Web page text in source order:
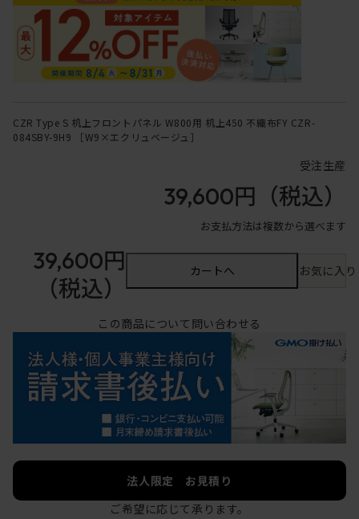
CZR Type S 机上フロントパネル W800用 机上450 不織布FY CZR-
084SBY-9H9 ［W9×エクリュベージュ］
受注生産
39,600円 （税込）
お支払方法は複数から選べます
39,600円
（税込）
カートへ お気に入
この商品について問い合わせる
法人限定 お見積り
ご希望に応じて承ります。